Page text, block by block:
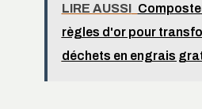
LIRE AUSSI
règles d'or pour
déchets en engrais